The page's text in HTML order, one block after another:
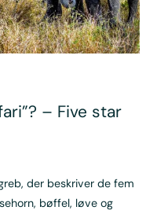
– Five star
der beskriver de fem
bøffel, løve og